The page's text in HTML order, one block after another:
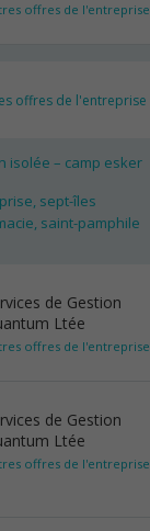
offres de l'entreprise
offres de l'entreprise
isolée – camp esker
sept-îles
saint-pamphile
de Gestion
Ltée
offres de l'entreprise
de Gestion
Ltée
offres de l'entreprise